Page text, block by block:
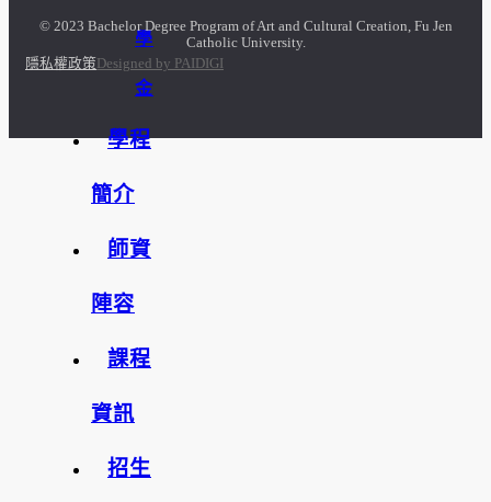
學
金
學程
簡介
師資
陣容
課程
資訊
招生
© 2023 Bachelor Degree Program of Art and Cultural Creation, Fu Jen
Catholic University.
隱私權政策 Designed by PAIDIGI